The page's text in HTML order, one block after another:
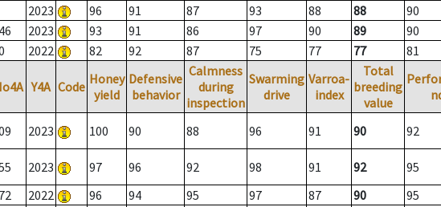
2023 96 91 87 93 88 88
90
2023 93 91 86 97 90 89
90
2022 82 92 87 75 77 77 81
Y4A Code Honey
yield
Defensive
behavior
Calmness
during
inspection
Swarming
drive
Varroa-
index
Total
breeding
value
2023 100 90 88 96 91 90 92
2023 97 96 92 98 91 92
95
2022 96 94 95 97 87 90
95